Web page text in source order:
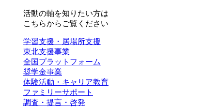
活動の軸を知りたい方は
こちらからご覧ください
学習支援・居場所支援
東北支援事業
全国プラットフォーム
奨学金事業
体験活動・キャリア教育
ファミリーサポート
調査・提言・啓発